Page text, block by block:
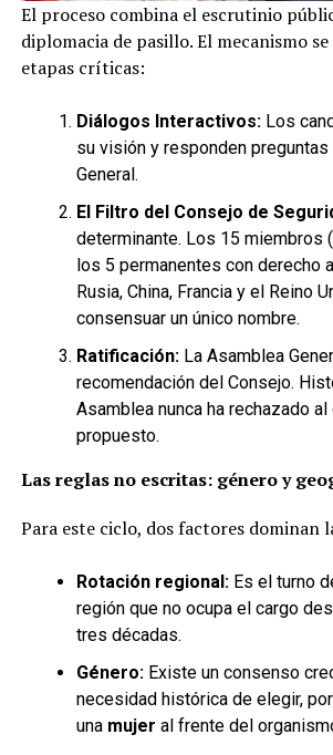
El proceso combina el escrutinio
diplomacia de pasillo. El mecanismo
etapas críticas:
Diálogos Interactivos:Los
su visión y responden
General.
El Filtro del Consejo de
determinante. Los 15 miembros
los 5 permanentes con derecho a
Rusia, China, Francia y el Reino
consensuar un único nombre.
Ratificación:La Asamblea
recomendación del Consejo.
Asamblea nunca ha rechazado
propuesto.
Las reglas no escritas: género y
Para este ciclo, dos factores dominan
Rotación regional:Es el turno
región que no ocupa el cargo
tres décadas.
Género:Existe un consenso
necesidad histórica de elegir,
una mujer al frente del